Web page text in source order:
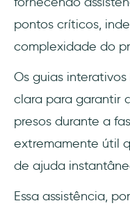
pontos críticos,
complexidade do
Os guias
clara para garantir
presos durante a
extremamente útil
de ajuda
Essa assistência,